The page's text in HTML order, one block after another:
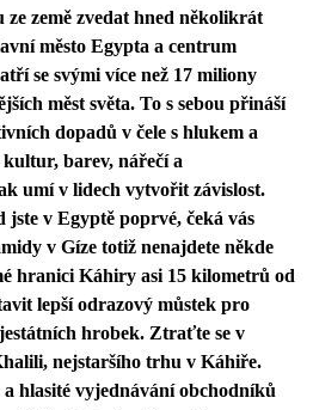
země zvedat hned několikrát
město Egypta a centrum
se svými více než 17 miliony
měst světa. To s sebou přináší
dopadů v čele s hlukem a
kultur, barev, nářečí a
umí v lidech vytvořit závislost.
v Egyptě poprvé, čeká vás
v Gíze totiž nenajdete někde
hranici Káhiry asi 15 kilometrů od
lepší odrazový můstek pro
hrobek. Ztraťte se v
nejstaršího trhu v Káhiře.
hlasité vyjednávání obchodníků